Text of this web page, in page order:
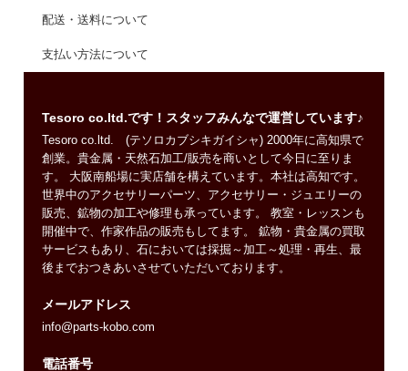
配送・送料について
支払い方法について
Tesoro co.ltd.です！スタッフみんなで運営しています♪
Tesoro co.ltd. (テソロカブシキガイシャ) 2000年に高知県で
創業。貴金属・天然石加工/販売を商いとして今日に至りま
す。 大阪南船場に実店舗を構えています。本社は高知です。
世界中のアクセサリーパーツ、アクセサリー・ジュエリーの
販売、鉱物の加工や修理も承っています。 教室・レッスンも
開催中で、作家作品の販売もしてます。 鉱物・貴金属の買取
サービスもあり、石においては採掘～加工～処理・再生、最
後までおつきあいさせていただいております。
メールアドレス
info@parts-kobo.com
電話番号